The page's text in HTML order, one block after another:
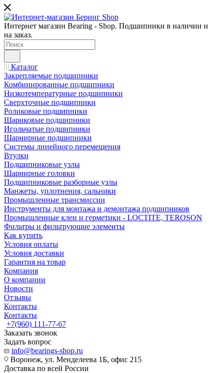
Интернет магазин Bearing - Shop. Подшипники в наличии и
на заказ.
Каталог
Закрепляемые подшипники
Комбинированные подшипники
Низкотемпературные подшипники
Сверхточные подшипники
Роликовые подшипники
Шариковые подшипники
Игольчатые подшипники
Шарнирные подшипники
Системы линейного перемещения
Втулки
Подшипниковые узлы
Шарнирные головки
Подшипниковые разборные узлы
Манжеты, уплотнения, сальники
Промышленные трансмиссии
Инструменты для монтажа и демонтажа подшипников
Промышленные клеи и герметики - LOCTITE, TEROSON
Фильтры и фильтрующие элементы
Как купить
Условия оплаты
Условия доставки
Гарантия на товар
Компания
О компании
Новости
Отзывы
Контакты
Контакты
+7(960) 111-77-67
Заказать звонок
Задать вопрос
info@bearings-shop.ru
Воронеж, ул. Менделеева 1Б, офис 215
Доставка по всей России